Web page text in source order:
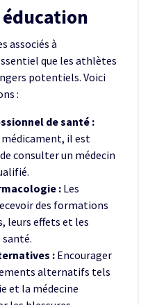
associés à
que les athlètes
potentiels. Voici
:
de santé :
médicament, il est
consulter un médecin
:Les
des formations
leurs effets et les
santé.
: Encourager
alternatifs tels
et la médecine